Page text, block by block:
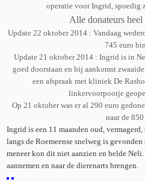
operatie voor Ingrid, spoedig
Alle donateurs
Update 22 oktober 2014 : Vandaag
745 euro
Update 21 oktober 2014 : Ingrid is in
goed doorstaan en bij aankomst
een afspraak met kliniek De
linkervoorpootje
Op 21 oktober was er al 290 euro
naar de
Ingrid is een 11 maanden oud,
langs de Roemeense snelweg is
meneer kon dit niet aanzien en belde
aannemen en naar dedierenarts brengen.